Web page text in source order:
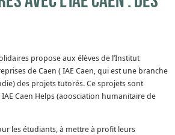
propose aux élèves de l’Institut
de Caen ( IAE Caen, qui est une branche
des projets tutorés. Ce sprojets sont
IAE Caen Helps (aoosciation humanitaire de
les étudiants, à mettre à profit leurs